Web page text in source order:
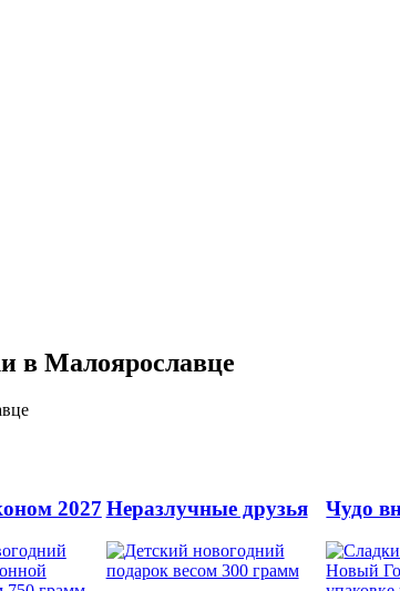
в Малоярославце
2027 Неразлучные друзья Чудо